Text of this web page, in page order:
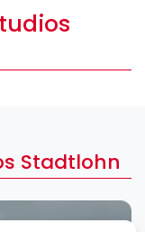
Stadtlohn